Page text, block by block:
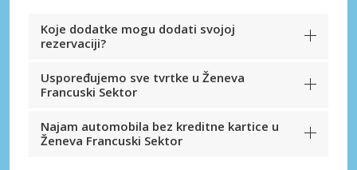
Koje dodatke mogu dodati svojoj
rezervaciji?
Uspoređujemo sve tvrtke u Ženeva
Francuski Sektor
Najam automobila bez kreditne kartice u
Ženeva Francuski Sektor